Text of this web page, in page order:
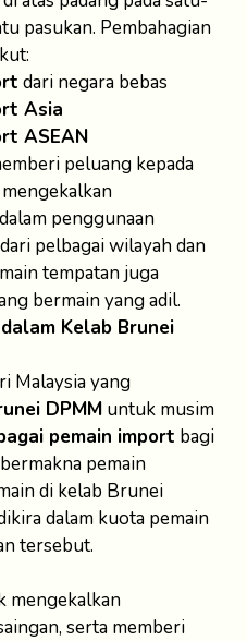
pasukan. Pembahagian
dari negara bebas
Asia
ASEAN
peluang kepada
penggunaan
pelbagai wilayah dan
tempatan juga
bermain yang adil.
Kelab Brunei
Malaysia yang
DPMM untuk musim
pemain import bagi
pemain
di kelab Brunei
dalam kuota pemain
tersebut.
mengekalkan
serta memberi